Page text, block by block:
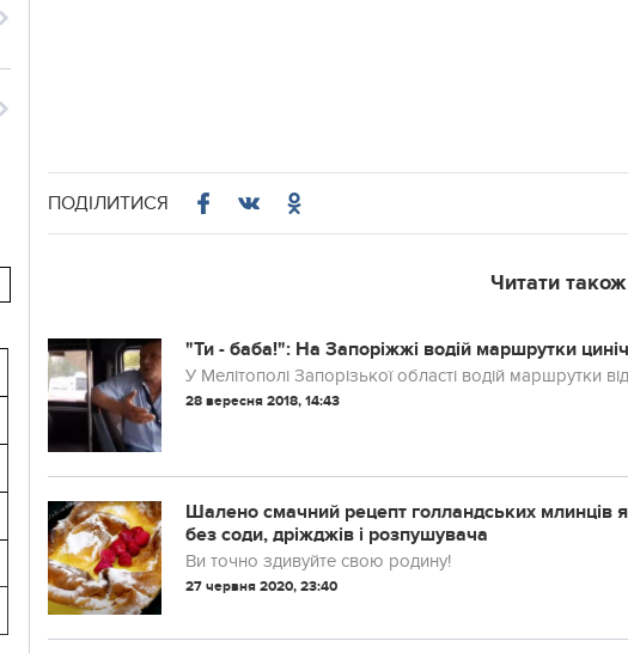
ПОДІЛИТИСЯ
Читати також
"Ти - баба!": На Запоріжжі водій маршрутки
У Мелітополі Запорізької області водій маршрутки
28 вересня 2018, 14:43
Шалено смачний рецепт голландських млинців
без соди, дріжджів і розпушувача
Ви точно здивуйте свою родину!
27 червня 2020, 23:40